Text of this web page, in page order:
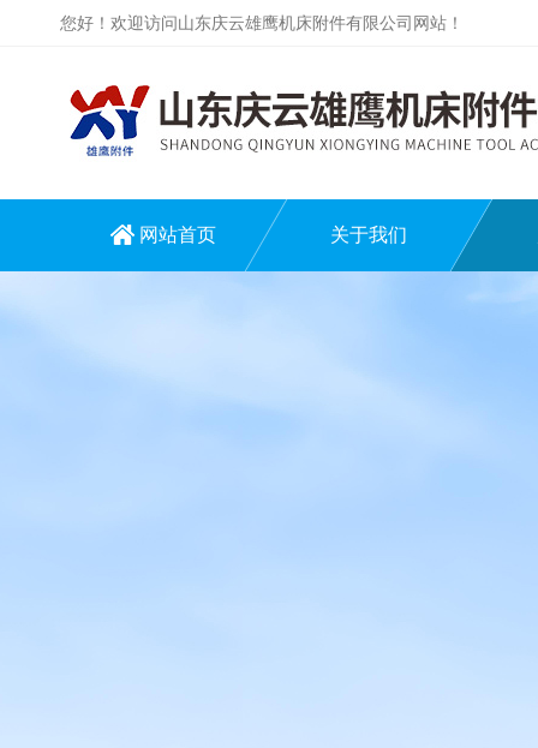
您好！欢迎访问山东庆云雄鹰机床附件有限公司网站！
网站首页 关于我们